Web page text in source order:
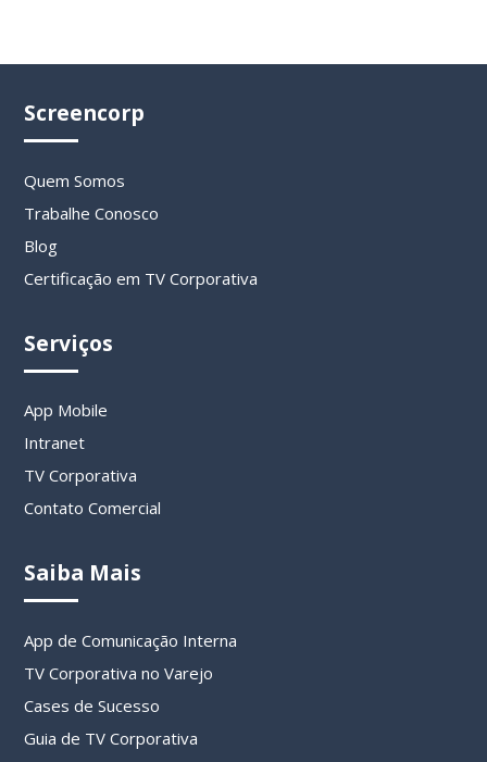
Screencorp
Quem Somos
Trabalhe Conosco
Blog
Certificação em TV Corporativa
Serviços
App Mobile
Intranet
TV Corporativa
Contato Comercial
Saiba Mais
App de Comunicação Interna
TV Corporativa no Varejo
Cases de Sucesso
Guia de TV Corporativa